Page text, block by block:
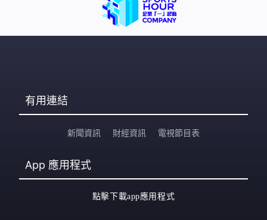
有用連結
新聞資訊 財經資訊 電視節目表
App 應用程式
點擊下載app應用程式